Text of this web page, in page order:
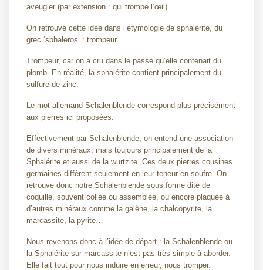
aveugler (par extension : qui trompe l’œil).
On retrouve cette idée dans l’étymologie de sphalérite, du
grec ‘sphaleros’ : trompeur.
Trompeur, car on a cru dans le passé qu’elle contenait du
plomb. En réalité, la sphalérite contient principalement du
sulfure de zinc.
Le mot allemand Schalenblende correspond plus précisément
aux pierres ici proposées.
Effectivement par Schalenblende, on entend une association
de divers minéraux, mais toujours principalement de la
Sphalérite et aussi de la wurtzite. Ces deux pierres cousines
germaines diffèrent seulement en leur teneur en soufre. On
retrouve donc notre Schalenblende sous forme dite de
coquille, souvent collée ou assemblée, ou encore plaquée à
d’autres minéraux comme la galène, la chalcopyrite, la
marcassite, la pyrite…
Nous revenons donc à l’idée de départ : la Schalenblende ou
la Sphalérite sur marcassite n’est pas très simple à aborder.
Elle fait tout pour nous induire en erreur, nous tromper.